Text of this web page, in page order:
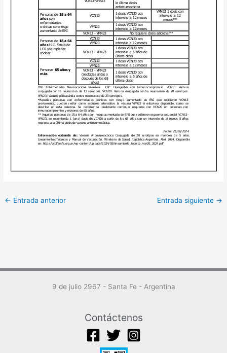
← Entrada anterior Entrada siguiente →
9 de julio 2967 - Santa Fe - Argentina
Contáctenos